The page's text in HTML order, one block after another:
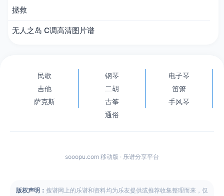
拯救
无人之岛 C调高清图片谱
民歌 钢琴
电子琴
吉他
二胡
笛箫
萨克斯
古筝
手风琴
通俗
sooopu.com 移动版 · 乐谱分享平台
版权声明： 搜谱网上的乐谱和资料均为乐友提供或推荐收集整理而来，仅